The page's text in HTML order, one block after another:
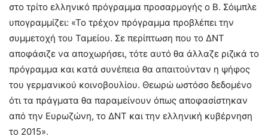
στο τρίτο ελληνικό πρόγραμμα προσαρμογής ο Β. Σόιμπλε
υπογραμμίζει: «Το τρέχον πρόγραμμα προβλέπει την
συμμετοχή του Ταμείου. Σε περίπτωση που το ΔΝΤ
αποφάσιζε να αποχωρήσει, τότε αυτό θα άλλαζε ριζικά το
πρόγραμμα και κατά συνέπεια θα απαιτούνταν η ψήφος
του γερμανικού κοινοβουλίου. Θεωρώ ωστόσο δεδομένο
ότι τα πράγματα θα παραμείνουν όπως αποφασίστηκαν
από την Ευρωζώνη, το ΔΝΤ και την ελληνική κυβέρνηση
το 2015».